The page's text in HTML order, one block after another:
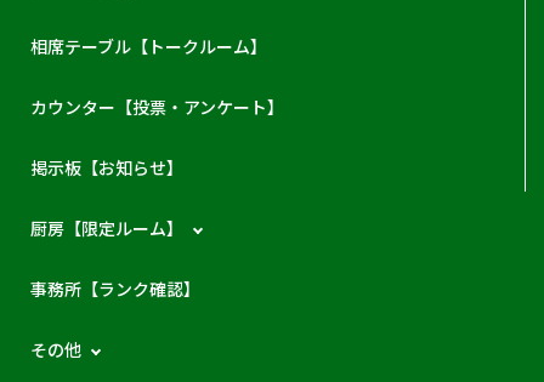
相席テーブル【トークルーム】
カウンター【投票・アンケート】
掲示板【お知らせ】
厨房【限定ルーム】
事務所【ランク確認】
その他